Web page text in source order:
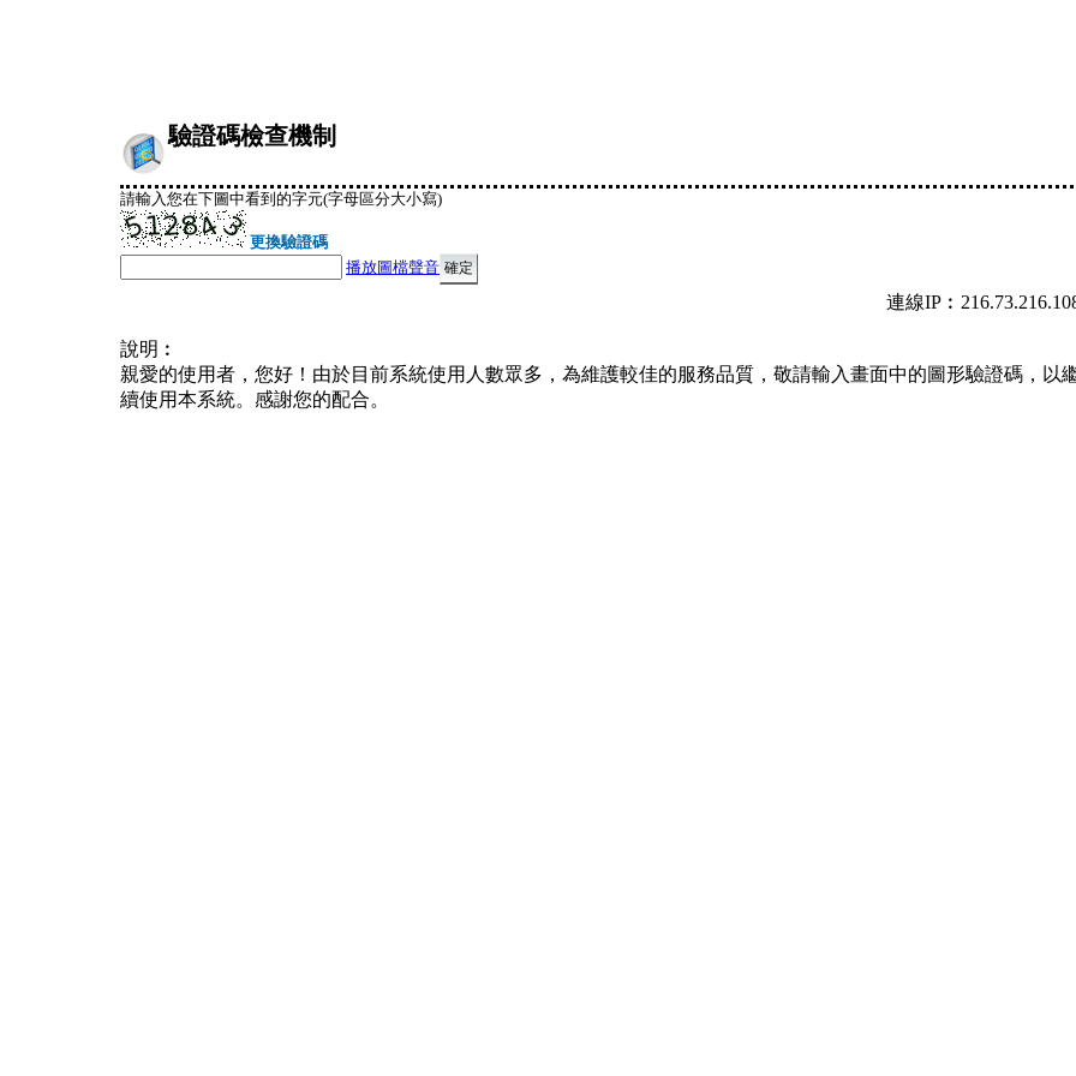
驗證碼檢查機制
請輸入您在下圖中看到的字元(字母區分大小寫)
更換驗證碼
播放圖檔聲音
連線
說明︰
親愛的使用者，您好！由於目前系統使用人數眾多，為維護較佳的服務品質，敬請輸入畫面中的圖形驗證碼，以
續使用本系統。感謝您的配合。